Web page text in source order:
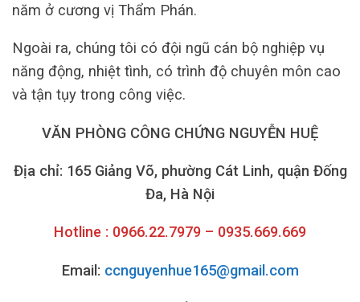
năm ở cương vị Thẩm Phán.
Ngoài ra, chúng tôi có đội ngũ cán bộ nghiệp vụ
năng động, nhiệt tình, có trình độ chuyên môn cao
và tận tụy trong công việc.
VĂN PHÒNG CÔNG CHỨNG NGUYỄN HUỆ
Địa chỉ: 165 Giảng Võ, phường Cát Linh, quận Đống
Đa, Hà Nội
Hotline : 0966.22.7979 – 0935.669.669
Email: ccnguyenhue165@gmail.com